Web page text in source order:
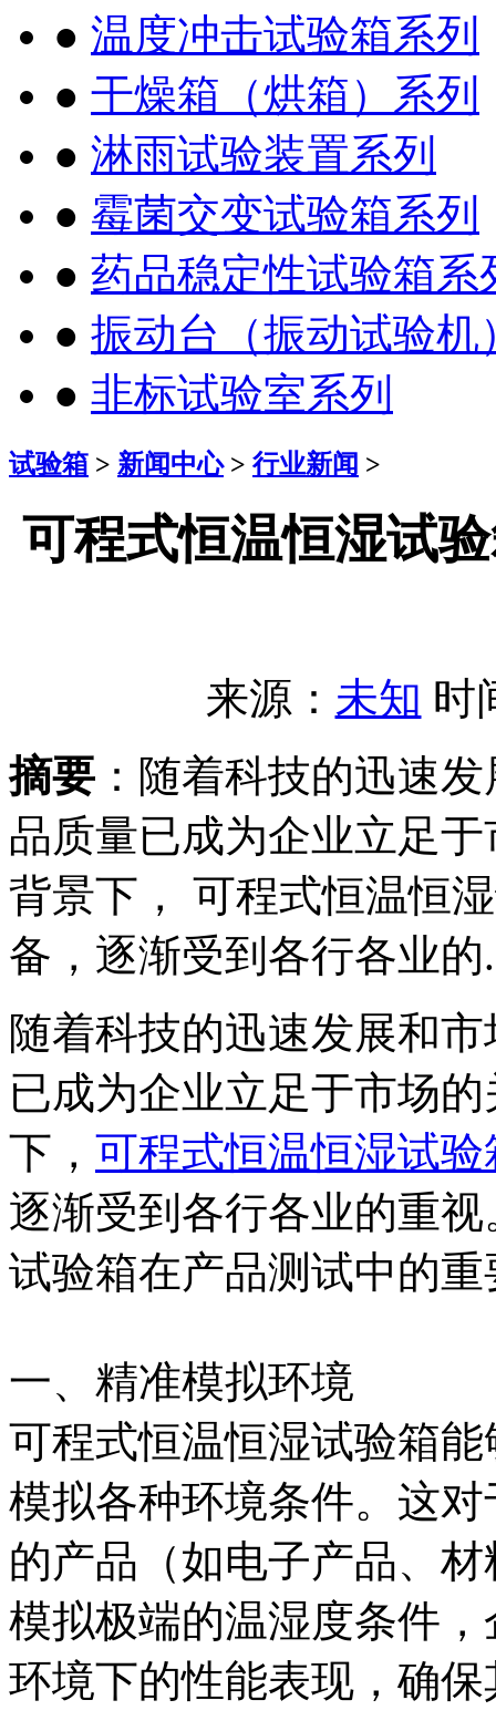
● 温度冲击试验箱系列
● 干燥箱（烘箱）系列
● 淋雨试验装置系列
● 霉菌交变试验箱系列
● 药品稳定性试验箱系
● 振动台（振动试验机
● 非标试验室系列
试验箱 > 新闻中心> 行业新闻 >
可程式恒温恒湿试
来源： 未知 时
摘要 ：随着科技的迅速
品质量已成为企业立足
背景下， 可程式恒温恒
备，逐渐受到各行各业的
随着科技的迅速发展和
已成为企业立足于市场
下， 可程式恒温恒湿试验
逐渐受到各行各业的重
试验箱在产品测试中的
一、精准模拟环境
可程式恒温恒湿试验箱
模拟各种环境条件。这
的产品（如电子产品、
模拟极端的温湿度条件
环境下的性能表现，确